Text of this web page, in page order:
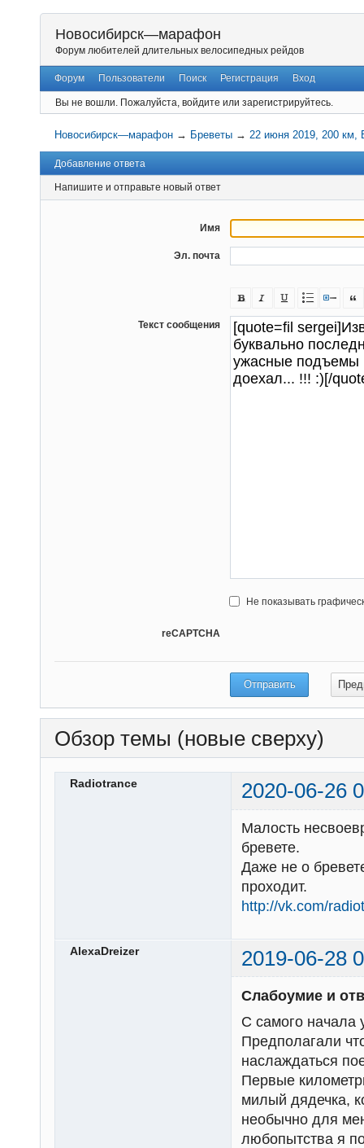
Новосибирск—марафон
Форум любителей длительных велосипедных рейдов
Форум Пользователи Поиск Регистрация Вход
Вы не вошли. Пожалуйста, войдите или зарегистрируйтесь.
Новосибирск—марафон → Бреветы →22 июня 2019, 200 км,
Добавление ответа
Напишите и отправьте новый ответ
Имя
Эл. почта
Текст сообщения
Не показывать
reCAPTCHA
Обзор темы (новые сверху)
Radiotrance 2020-06-26
Малость
бревете.
Даже не о
проходит.
http://vk.com/
AlexaDreizer 2019-06-28
Слабоумие и
С самого начала
Предполагали
наслаждаться
Первые
милый дядечка,
необычно для
любопытства я